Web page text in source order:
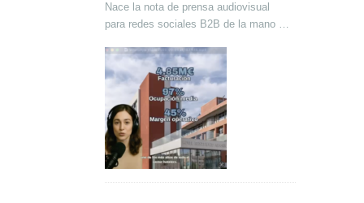
Nace la nota de prensa audiovisual
para redes sociales B2B de la mano de